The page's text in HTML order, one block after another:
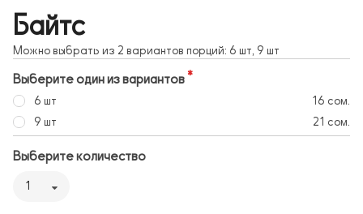
Байтс
Можно выбрать из 2 вариантов порций: 6 шт, 9 шт
Выберите один из вариантов
6 шт
16 сом.
9 шт
21 сом.
Выберите количество
1